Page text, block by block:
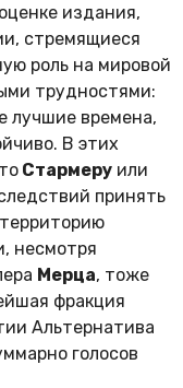
издания,
стремящиеся
роль на мировой
трудностями:
лучшие времена,
В этих
Стармеру или
принять
несмотря
Мерца, тоже
фракция
Альтернатива
голосов